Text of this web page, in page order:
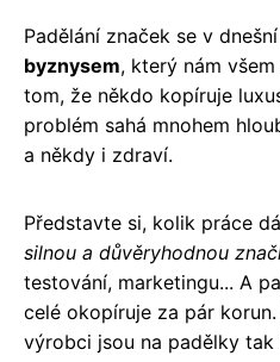
Padělání značek se v
byznysem, který nám
tom, že někdo kopíruje
problém sahá mnohem
a někdy i zdraví.
Představte si, kolik práce
silnou a důvěryhodnou
testování, marketingu... A
celé okopíruje za pár
výrobci jsou na padělky tak